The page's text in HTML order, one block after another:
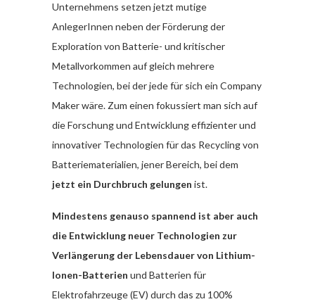
Unternehmens setzen jetzt mutige
AnlegerInnen neben der Förderung der
Exploration von Batterie- und kritischer
Metallvorkommen auf gleich mehrere
Technologien, bei der jede für sich ein Company
Maker wäre. Zum einen fokussiert man sich auf
die Forschung und Entwicklung effizienter und
innovativer Technologien für das Recycling von
Batteriematerialien, jener Bereich, bei dem
jetzt ein Durchbruch gelungen ist.
Mindestens genauso spannend ist aber auch
die Entwicklung neuer Technologien zur
Verlängerung der Lebensdauer von Lithium-
Ionen-Batterien und Batterien für
Elektrofahrzeuge (EV) durch das zu 100%